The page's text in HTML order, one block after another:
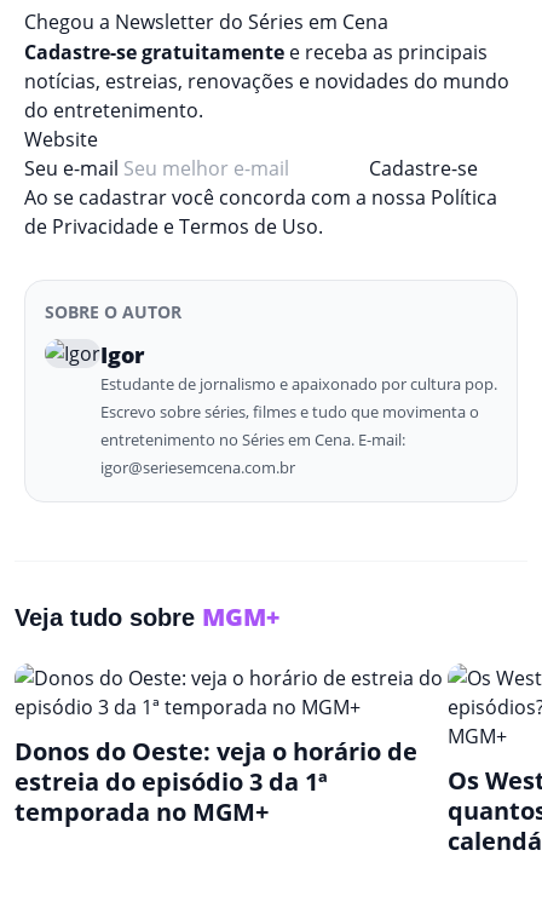
Chegou a Newsletter do Séries em Cena
Cadastre-se gratuitamente e receba as principais
notícias, estreias, renovações e novidades do mundo
do entretenimento.
Website
Seu e-mail
Cadastre-se
Ao se cadastrar você concorda com a nossa Política
de Privacidade eTermos de Uso.
SOBRE O AUTOR
Igor
Estudante de jornalismo e apaixonado por cultura pop.
Escrevo sobre séries, filmes e tudo que movimenta o
entretenimento no Séries em Cena. E-mail:
igor@seriesemcena.com.br
Veja tudo sobre MGM+
Donos do Oeste: veja o horário de
estreia do episódio 3 da 1ª
temporada no MGM+
Os